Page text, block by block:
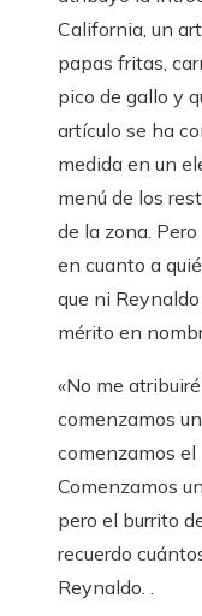
California, un
papas fritas,
pico de gallo y
artículo se ha
medida en un
menú de los
de la zona.
en cuanto a
que ni
mérito en
«No me
comenzamos
comenzamos el
Comenzamos
pero el burrito
recuerdo
Reynaldo. .